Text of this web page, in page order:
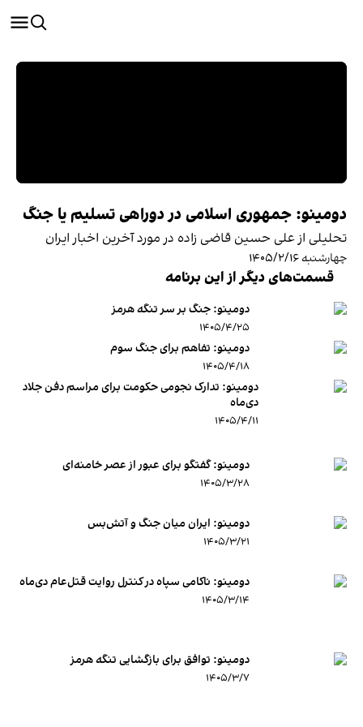
دومینو: جمهوری اسلامی در دوراهی تسلیم یا جنگ
تحلیلی از علی حسین قاضی زاده در مورد آخرین اخبار ایران
چهارشنبه ۱۴۰۵/۲/۱۶
قسمت‌های دیگر از این برنامه
دومینو: جنگ بر سر تنگه هرمز
۱۴۰۵/۴/۲۵
دومینو: تفاهم برای جنگ سوم
۱۴۰۵/۴/۱۸
دومینو: تدارک نجومی حکومت برای مراسم دفن جلاد
دی‌ماه
۱۴۰۵/۴/۱۱
دومینو: گفتگو برای عبور از عصر خامنه‌ای
۱۴۰۵/۳/۲۸
دومینو: ایران میان جنگ و آتش‌بس
۱۴۰۵/۳/۲۱
دومینو: ناکامی سپاه در کنترل روایت قتل‌عام دی‌ماه
۱۴۰۵/۳/۱۴
دومینو: توافق برای بازگشایی تنگه هرمز
۱۴۰۵/۳/۷